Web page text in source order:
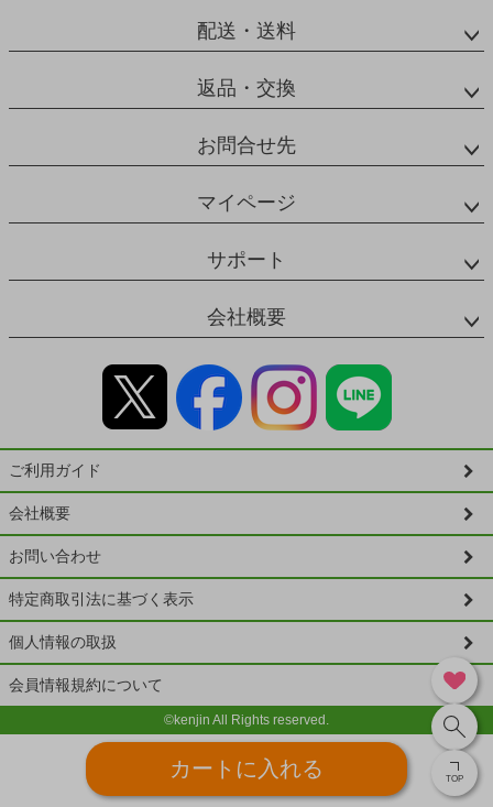
配送・送料
返品・交換
お問合せ先
マイページ
サポート
会社概要
ご利用ガイド
会社概要
お問い合わせ
特定商取引法に基づく表示
個人情報の取扱
会員情報規約について
©kenjin All Rights reserved.
TOP
カートに入れる